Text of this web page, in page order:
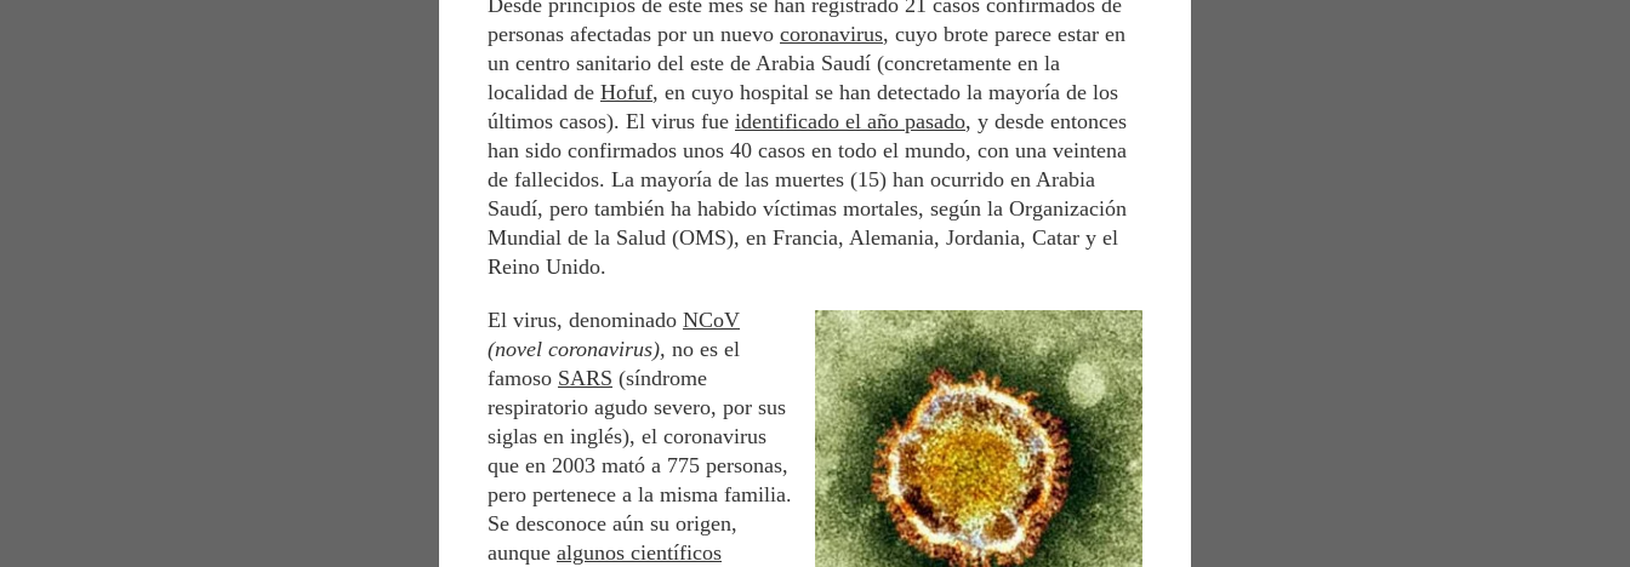
personas afectadas por un nuevo coronavirus, cuyo brote parece estar en
un centro sanitario del este de Arabia Saudí (concretamente en la
localidad de Hofuf, en cuyo hospital se han detectado la mayoría de los
últimos casos). El virus fue identificado el año pasado, y desde entonces
han sido confirmados unos 40 casos en todo el mundo, con una veintena
de fallecidos. La mayoría de las muertes (15) han ocurrido en Arabia
Saudí, pero también ha habido víctimas mortales, según la Organización
Mundial de la Salud (OMS), en Francia, Alemania, Jordania, Catar y el
Reino Unido.
El virus, denominado NCoV
(novel coronavirus), no es el
famoso SARS (síndrome
respiratorio agudo severo, por sus
siglas en inglés), el coronavirus
que en 2003 mató a 775 personas,
pero pertenece a la misma familia.
Se desconoce aún su origen,
aunque algunos científicos